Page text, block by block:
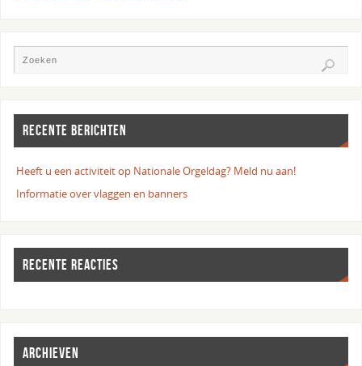
RECENTE BERICHTEN
Heeft u een activiteit op Nationale Orgeldag? Meld nu aan!
Informatie over vlaggen en banners
RECENTE REACTIES
ARCHIEVEN